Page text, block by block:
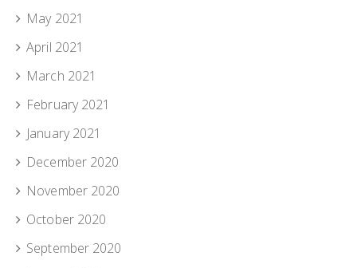
May 2021
April 2021
March 2021
February 2021
January 2021
December 2020
November 2020
October 2020
September 2020